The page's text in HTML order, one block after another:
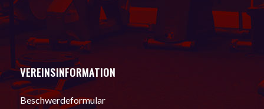
VEREINSINFORMATION
Beschwerdeformular